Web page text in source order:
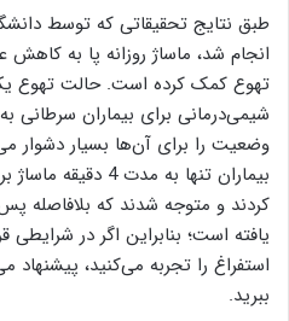
طبق نتایج تحقیقاتی که توسط
انجام شد، ماساژ روزانه پا به
تهوع کمک کرده است. حالت تهوع
شیمی‌درمانی برای بیماران سرطانی
وضعیت را برای آن‌ها بسیار دشوار
بیماران تنها به
کردند و متوجه شدند که بلافاصله
یافته است؛ بنابراین اگر در
استفراغ را تجربه می‌کنید، پیشنهاد
ببرید.